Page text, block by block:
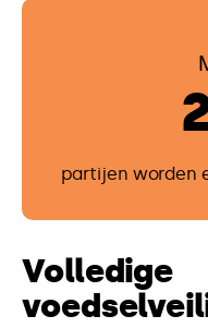
partijen worden
Volledige